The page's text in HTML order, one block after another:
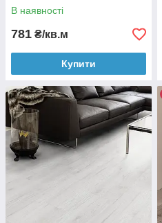
В наявності
781 ₴/кв.м
Купити